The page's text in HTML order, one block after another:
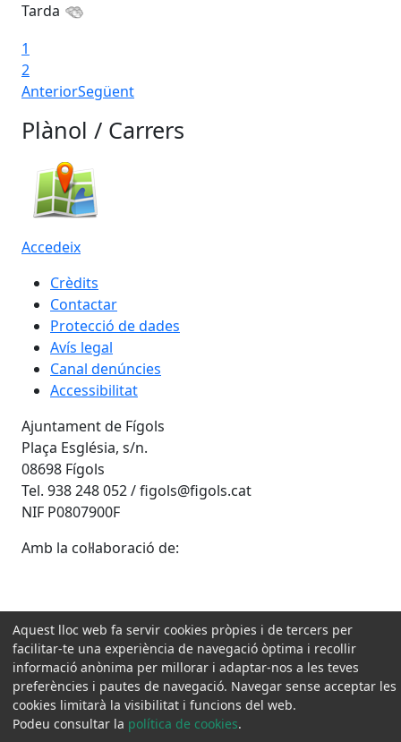
Tarda
1
2
AnteriorSegüent
Plànol / Carrers
Accedeix
Crèdits
Contactar
Protecció de dades
Avís legal
Canal denúncies
Accessibilitat
Ajuntament de Fígols
Plaça Església, s/n.
08698 Fígols
Tel. 938 248 052 / figols@figols.cat
NIF P0807900F
Amb la col·laboració de:
Aquest lloc web fa servir cookies pròpies i de tercers per
facilitar-te una experiència de navegació òptima i recollir
informació anònima per millorar i adaptar-nos a les teves
preferències i pautes de navegació. Navegar sense acceptar les
cookies limitarà la visibilitat i funcions del web.
Podeu consultar la política de cookies.